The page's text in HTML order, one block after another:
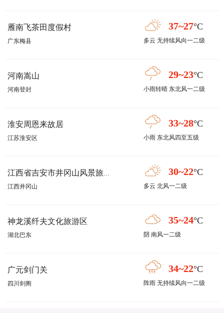
雁南飞茶田度假村
广东梅县
37~27°C
多云 无持续风向一二级
河南嵩山
河南登封
29~23°C
小雨转晴 东北风一二级
淮安周恩来故居
江苏淮安区
33~28°C
小雨 东北风四至五级
江西省吉安市井冈山风景旅游区
江西井冈山
30~22°C
多云 北风一二级
神龙溪纤夫文化旅游区
湖北巴东
35~24°C
阴 南风一二级
广元剑门关
四川剑阁
34~22°C
阵雨 无持续风向一二级